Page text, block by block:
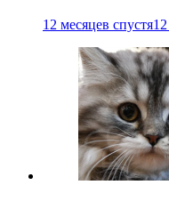
12 месяцев спустя